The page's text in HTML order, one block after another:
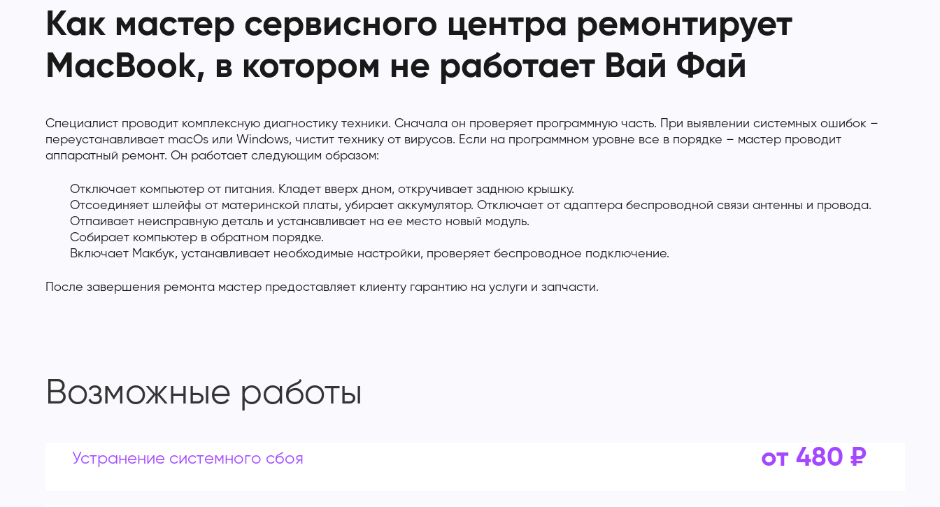
Как мастер сервисного центра ремонтирует
MacBook, в котором не работает Вай Фай
Специалист проводит комплексную диагностику техники. Сначала он проверяет программную часть. При выявлении системных ошибок –
переустанавливает macOs или Windows, чистит технику от вирусов. Если на программном уровне все в порядке – мастер проводит
аппаратный ремонт. Он работает следующим образом:
Отключает компьютер от питания. Кладет вверх дном, откручивает заднюю крышку.
Отсоединяет шлейфы от материнской платы, убирает аккумулятор. Отключает от адаптера беспроводной связи антенны и провода.
Отпаивает неисправную деталь и устанавливает на ее место новый модуль.
Собирает компьютер в обратном порядке.
Включает Макбук, устанавливает необходимые настройки, проверяет беспроводное подключение.
После завершения ремонта мастер предоставляет клиенту гарантию на услуги и запчасти.
Возможные работы
Устранение системного сбоя от 480 ₽